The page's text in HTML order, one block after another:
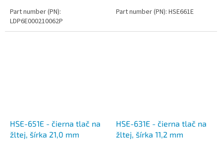
Part number (PN):
LDP6E000210062P
Part number (PN): HSE661E
HSE-651E - čierna tlač na
žltej, šírka 21,0 mm
HSE-631E - čierna tlač na
žltej, šírka 11,2 mm